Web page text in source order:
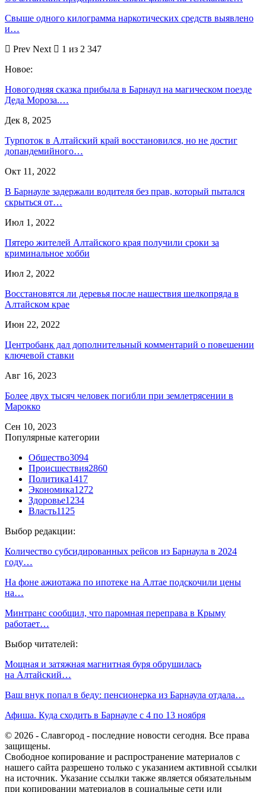
Свыше одного килограмма наркотических средств выявлено
и…
Prev Next
1 из 2 347
Новое:
Новогодняя сказка прибыла в Барнаул на магическом поезде
Деда Мороза.…
Дек 8, 2025
Турпоток в Алтайский край восстановился, но не достиг
допандемийного…
Окт 11, 2022
В Барнауле задержали водителя без прав, который пытался
скрыться от…
Июл 1, 2022
Пятеро жителей Алтайского края получили сроки за
криминальное хобби
Июл 2, 2022
Восстановятся ли деревья после нашествия шелкопряда в
Алтайском крае
Июн 22, 2022
Центробанк дал дополнительный комментарий о повешении
ключевой ставки
Авг 16, 2023
Более двух тысяч человек погибли при землетрясении в
Марокко
Сен 10, 2023
Популярные категории
Общество3094
Происшествия2860
Политика1417
Экономика1272
Здоровье1234
Власть1125
Выбор редакции:
Количество субсидированных рейсов из Барнаула в 2024
году…
На фоне ажиотажа по ипотеке на Алтае подскочили цены
на…
Минтранс сообщил, что паромная переправа в Крыму
работает…
Выбор читателей:
Мощная и затяжная магнитная буря обрушилась
на Алтайский…
Ваш внук попал в беду: пенсионерка из Барнаула отдала…
Афиша. Куда сходить в Барнауле с 4 по 13 ноября
© 2026 - Славгород - последние новости сегодня. Все права
защищены.
Свободное копирование и распространение материалов с
нашего сайта разрешено только с указанием активной ссылки
на источник. Указание ссылки также является обязательным
при копировании материалов в социальные сети или